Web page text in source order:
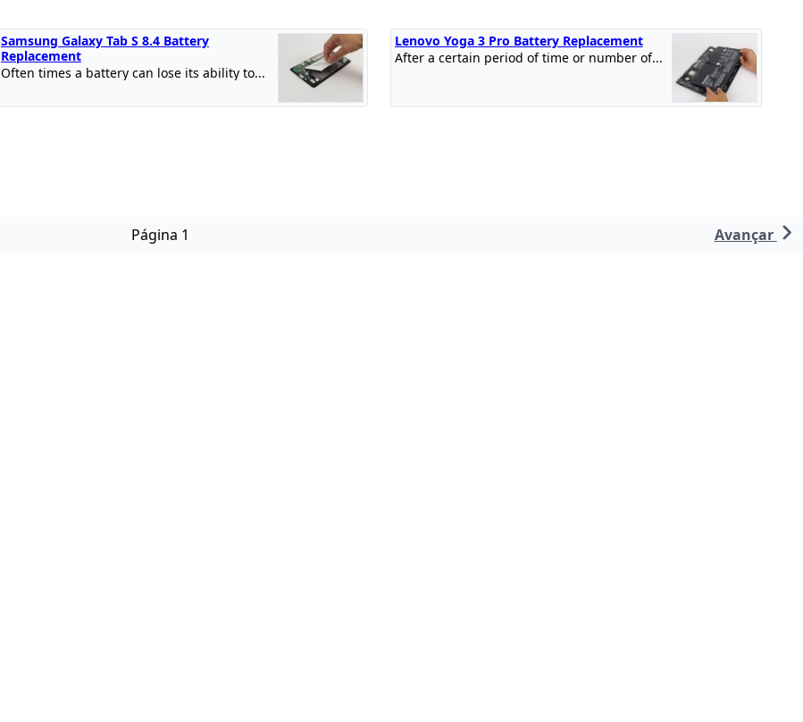
Samsung Galaxy Tab S 8.4 Battery
Replacement
Often times a battery can lose its ability to...
Lenovo Yoga 3 Pro Battery Replacement
After a certain period of time or number of...
Página 1 Avançar